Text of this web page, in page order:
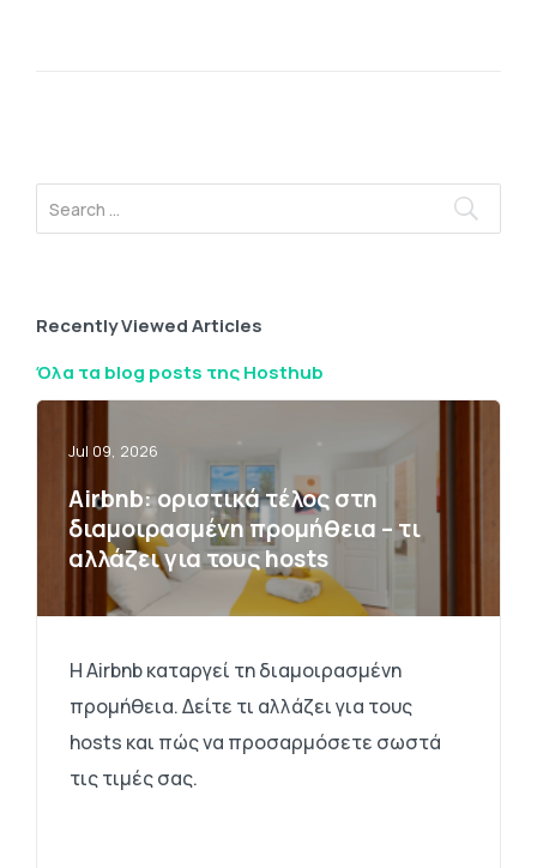
Recently Viewed Articles
Όλα τα blog posts της Hosthub
Jul 09, 2026
Airbnb: οριστικά τέλος στη
διαμοιρασμένη προμήθεια – τι
αλλάζει για τους hosts
Η Airbnb καταργεί τη διαμοιρασμένη
προμήθεια. Δείτε τι αλλάζει για τους
hosts και πώς να προσαρμόσετε σωστά
τις τιμές σας.